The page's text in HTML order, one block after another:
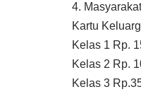
4.
Kartu
Kelas 1 Rp.
Kelas 2 Rp.
Kelas 3